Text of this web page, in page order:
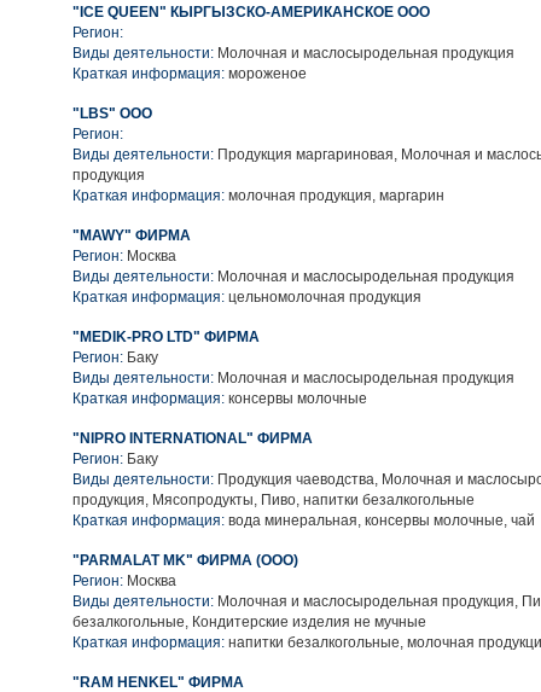
"IСЕ QUЕЕN" КЫРГЫЗСКО-АМЕРИКАНСКОЕ ООО
Регион:
Виды деятельности: Молочная и маслосыродельная продукция
Краткая информация: мороженое
"LBS" ООО
Регион:
Виды деятельности: Продукция маргариновая, Молочная и
продукция
Краткая информация: молочная продукция, маргарин
"MAWY" ФИРМА
Регион: Москва
Виды деятельности: Молочная и маслосыродельная продукция
Краткая информация: цельномолочная продукция
"MEDIK-PRO LTD" ФИРМА
Регион: Баку
Виды деятельности: Молочная и маслосыродельная продукция
Краткая информация: консервы молочные
"NIPRO INTERNATIONAL" ФИРМА
Регион: Баку
Виды деятельности: Продукция чаеводства, Молочная и
продукция, Мясопродукты, Пиво, напитки безалкогольные
Краткая информация: вода минеральная, консервы молочные, чай
"PARMALAT MK" ФИРМА (ООО)
Регион: Москва
Виды деятельности: Молочная и маслосыродельная продукция,
безалкогольные, Кондитерские изделия не мучные
Краткая информация: напитки безалкогольные, молочная
"RAM HENKEL" ФИРМА